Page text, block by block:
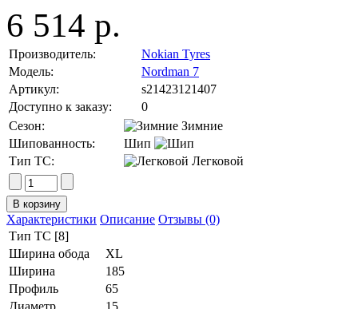
6 514 р.
Производитель:
Nokian Tyres
Модель:
Nordman 7
Артикул:
s21423121407
Доступно к заказу:
0
Сезон:
Зимние
Шипованность:
Шип
Тип ТС:
Легковой
Характеристики Описание Отзывы (0)
Тип ТС [8]
Ширина обода
XL
Ширина
185
Профиль
65
Диаметр
15